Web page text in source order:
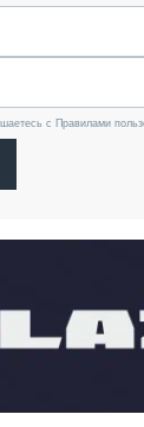
с Правилами